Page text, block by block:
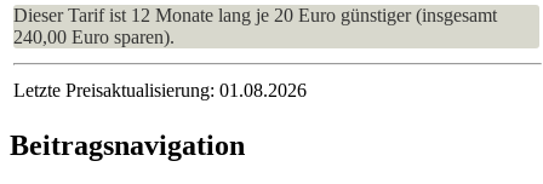
Dieser Tarif ist 12 Monate lang je 20 Euro günstiger (insgesamt
240,00 Euro sparen).
Letzte Preisaktualisierung: 01.08.2026
Beitragsnavigation